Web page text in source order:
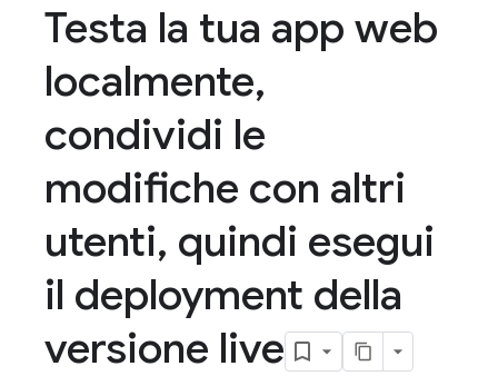
Testa la tua app web
localmente,
condividi le
modifiche con altri
utenti, quindi esegui
il deployment della
versione live